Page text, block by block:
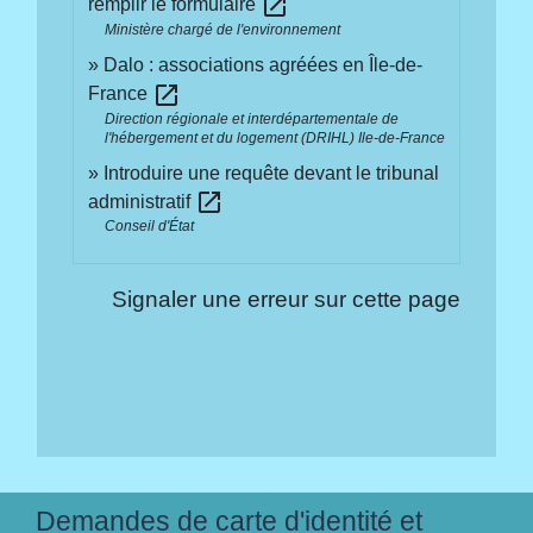
remplir le formulaire
Ministère chargé de l'environnement
Dalo : associations agréées en Île-de-
France open_in_new
Direction régionale et interdépartementale de
l'hébergement et du logement (DRIHL) Ile-de-France
Introduire une requête devant le tribunal
administratif open_in_new
Conseil d'État
Signaler une erreur sur cette page
Demandes de carte d'identité et